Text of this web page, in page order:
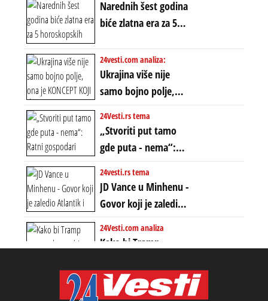
ere“, ali sa
dvostrukom
neistinom: forma te
ere završila se na
istom mestu, ali
prošle godine
Narednih šest godina
biće zlatna era za 5
znakova: Stiže lavina
novca i bogatstva
24vesti.com analiza:
Ukrajina više nije
samo bojno polje,
ona je KONCEPT KOJI
ĆE RASPASTI CEO
ZAPADNI SVET
24Vesti.rs tema
„Stvoriti put tamo
gde puta - nema“:
Ratni gospodari
plaču za starim
poretkom... Bez
ikakve realpolitike u
njima, oni su sada
nebitni kao Zelenski
24vesti.rs tema
JD Vance u Minhenu -
Govor koji je zaledio
Atlantik i duboko
šokirao Evropu (ceo
24Vesti.com analiza
Kako bi Tramp
TREĆI MANDAT -
uprkos 22.